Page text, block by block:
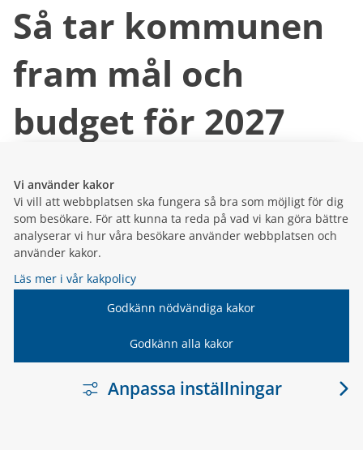
Vi använder kakor
Vi vill att webbplatsen ska fungera så bra som möjligt för dig
som besökare. För att kunna ta reda på vad vi kan göra bättre
analyserar vi hur våra besökare använder webbplatsen och
använder kakor.
Läs mer i vår kakpolicy
Godkänn nödvändiga kakor
Godkänn alla kakor
Anpassa inställningar
Så tar kommunen
fram mål och
budget för 2027
styrmedel. Det visar vilka mål kommunen har för
utvecklingen av samhället och hur kommunens
resurser – alltså skattepengarna – ska fördelas
mellan olika verksamh...
21 januari 2026
Inställt
sammanträde
På grund av för få ärenden har